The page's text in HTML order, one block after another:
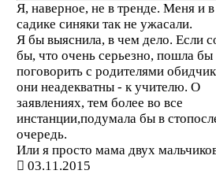
Я, наверное, не в тренде. Меня и в
садике синяки так не ужасали.
Я бы выяснила, в чем дело. Если
бы, что очень серьезно, пошла бы
поговорить с родителями
они неадекватны - к учителю. О
заявлениях, тем более во все
инстанции,подумала бы в
очередь.
Или я просто мама двух
03.11.2015